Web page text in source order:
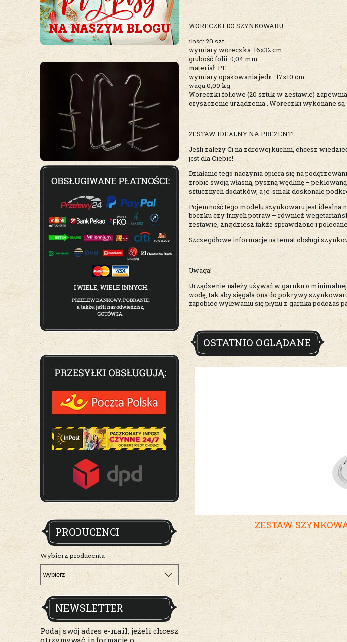
PRODUCENCI
Wybierz producenta
NEWSLETTER
Podaj swój adres e-mail, jeżeli chcesz
otrzymywać informacje o
WORECZKI DO SZYNKOWARU
ilość: 20 szt.
wymiary woreczka: 16x32 cm
grubość folii: 0,04 mm
materiał: PE
wymiary opakowania jedn.: 17x10 cm
waga 0,09 kg
Woreczki foliowe (20 sztuk w zestawie)
czyszczenie urządzenia . Woreczki wykonane są
ZESTAW IDEALNY NA PREZENT!
Jeśli zależy Ci na zdrowej kuchni, chcesz
jest dla Ciebie!
Działanie tego naczynia opiera się na
zrobić swoją własną, pyszną wędlinę –
sztucznych dodatków, a jej smak doskonale
Pojemność tego modelu szynkowaru jest
boczku czy innych potraw – również
zestawie, znajdziesz także sprawdzone i
Szczegółowe informacje na temat obsługi
Uwaga!
Urządzenie należy używać w garnku o
wodę, tak aby sięgała ona do pokrywy
zapobiec wylewaniu się płynu z garnka podczas
OSTATNIO OGLĄDANE
ZESTAW